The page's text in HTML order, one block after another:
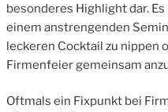
besonderes Highlight dar.
einem anstrengenden
leckeren Cocktail zu nippen
Firmenfeier gemeinsam
Oftmals ein Fixpunkt bei